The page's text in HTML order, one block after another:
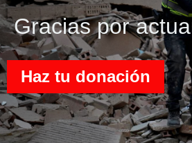
Gracias por
Haz tu donación